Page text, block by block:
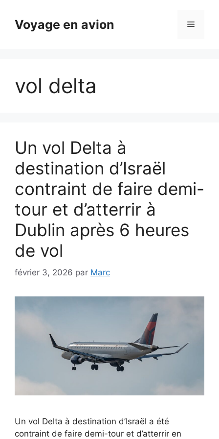
contenuVoyage en avion Menu
vol delta
Un vol Delta à
destination d’Israël
contraint de faire demi-
tour et d’atterrir à
Dublin après 6 heures
de vol
février 3, 2026 par Marc
Un vol Delta à destination d’Israël a été
contraint de faire demi-tour et d’atterrir en